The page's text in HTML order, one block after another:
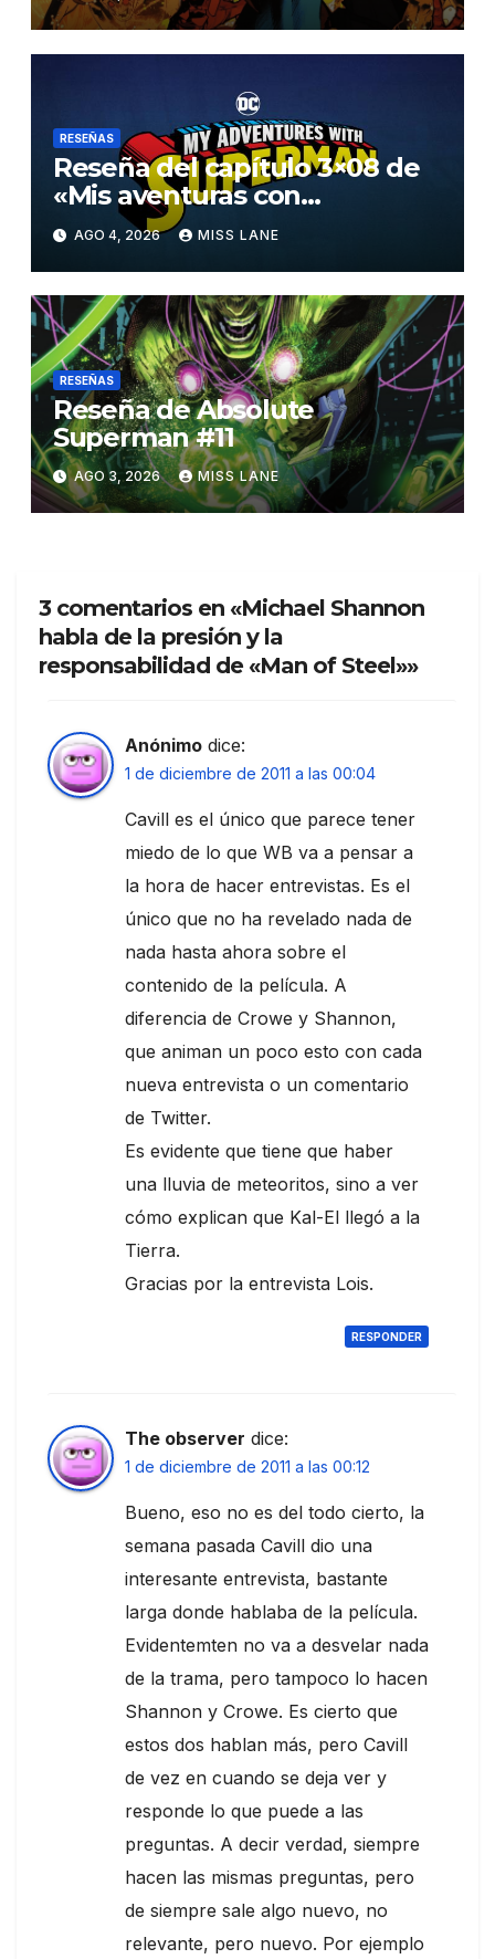
RESEÑAS
Reseña del capítulo 3×08 de
«Mis aventuras con
Superman»
AGO 4, 2026 MISS LANE
RESEÑAS
Reseña de Absolute
Superman #11
AGO 3, 2026 MISS LANE
3 comentarios en «Michael Shannon
habla de la presión y la
responsabilidad de «Man of Steel»»
Anónimo dice:
1 de diciembre de 2011 a las 00:04
Cavill es el único que parece tener
miedo de lo que WB va a pensar a
la hora de hacer entrevistas. Es el
único que no ha revelado nada de
nada hasta ahora sobre el
contenido de la película. A
diferencia de Crowe y Shannon,
que animan un poco esto con cada
nueva entrevista o un comentario
de Twitter.
Es evidente que tiene que haber
una lluvia de meteoritos, sino a ver
cómo explican que Kal-El llegó a la
Tierra.
Gracias por la entrevista Lois.
RESPONDER
The observer dice:
1 de diciembre de 2011 a las 00:12
Bueno, eso no es del todo cierto, la
semana pasada Cavill dio una
interesante entrevista, bastante
larga donde hablaba de la película.
Evidentemten no va a desvelar nada
de la trama, pero tampoco lo hacen
Shannon y Crowe. Es cierto que
estos dos hablan más, pero Cavill
de vez en cuando se deja ver y
responde lo que puede a las
preguntas. A decir verdad, siempre
hacen las mismas preguntas, pero
de siempre sale algo nuevo, no
relevante, pero nuevo. Por ejemplo